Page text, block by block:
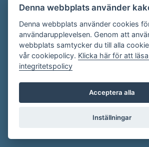
Destination Gotland påvisitgotland.se.
Har du frågor om
evenemang@visitgotland.se.
Cookies
Villkor
Skapa konto
Denna webbplats använder
Denna webbplats använder cookies
användarupplevelsen. Genom att
webbplats samtycker du till alla
vår cookiepolicy. Klicka här för att
integritetspolicy
Acceptera alla
Inställningar